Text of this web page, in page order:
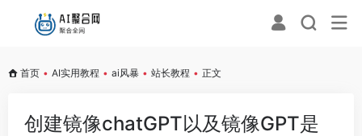
首页 • AI实用教程 • ai风暴 • 站长教程 • 正文
创建镜像chatGPT以及镜像GPT是